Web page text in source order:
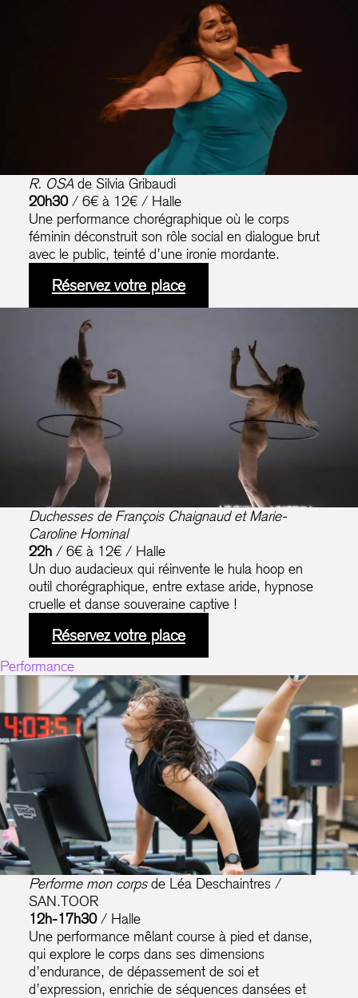
R. OSAde Silvia Gribaudi
20h30/ 6€ à 12€ / Halle
Une performance chorégraphique où le corps
féminin déconstruit son rôle social en dialogue brut
avec le public, teinté d’une ironie mordante.
Réservez votre place
Duchessesde François Chaignaud et Marie-
Caroline Hominal
22h / 6€ à 12€ / Halle
Un duo audacieux qui réinvente le hula hoop en
outil chorégraphique, entre extase aride, hypnose
cruelle et danse souveraine captive !
Réservez votre place
Performance
Performe mon corpsde Léa Deschaintres /
SAN.TOOR
12h-17h30/ Halle
Une performance mêlant course à pied et danse,
qui explore le corps dans ses dimensions
d’endurance, de dépassement de soi et
d’expression, enrichie de séquences dansées et